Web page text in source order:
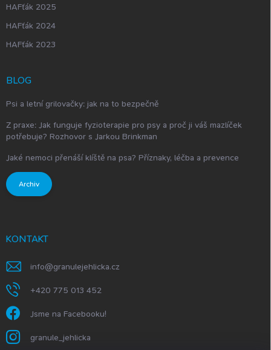
HAFťák 2025
HAFťák 2024
HAFťák 2023
BLOG
Psi a letní grilovačky: jak na to bezpečně
Z praxe: Jak funguje fyzioterapie pro psy a proč ji váš mazlíček
potřebuje? Rozhovor s Jarkou Brinkman
Jaké nemoci přenáší klíště na psa? Příznaky, léčba a prevence
Archiv
KONTAKT
info@granulejehlicka.cz
+420 775 013 452
Jsme na Facebooku!
granule_jehlicka